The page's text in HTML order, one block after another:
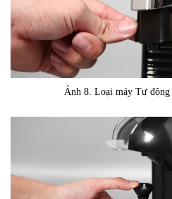
Ảnh 8. Loại máy Tự động